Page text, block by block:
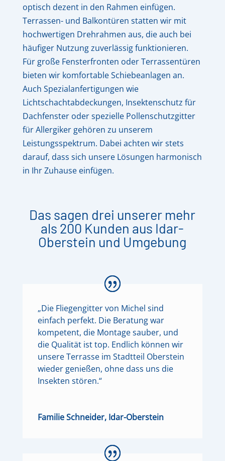
optisch dezent in den Rahmen einfügen.
Terrassen- und Balkontüren statten wir mit
hochwertigen Drehrahmen aus, die auch bei
häufiger Nutzung zuverlässig funktionieren.
Für große Fensterfronten oder Terrassentüren
bieten wir komfortable Schiebeanlagen an.
Auch Spezialanfertigungen wie
Lichtschachtabdeckungen, Insektenschutz für
Dachfenster oder spezielle Pollenschutzgitter
für Allergiker gehören zu unserem
Leistungsspektrum. Dabei achten wir stets
darauf, dass sich unsere Lösungen harmonisch
in Ihr Zuhause einfügen.
Das sagen drei unserer mehr
als 200 Kunden aus Idar-
Oberstein und Umgebung
„Die Fliegengitter von Michel sind
einfach perfekt. Die Beratung war
kompetent, die Montage sauber, und
die Qualität ist top. Endlich können wir
unsere Terrasse im Stadtteil Oberstein
wieder genießen, ohne dass uns die
Insekten stören.“
Familie Schneider, Idar-Oberstein